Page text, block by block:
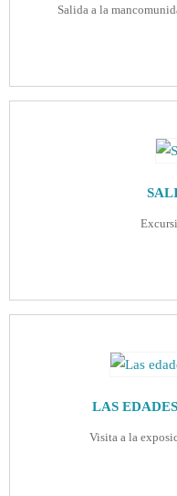
Salida a la
LAS
Visita a la